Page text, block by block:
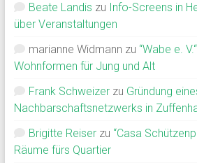
Beate Landis zu Info-Screens in
über Veranstaltungen
marianne Widmann zu “Wabe e.
Wohnformen für Jung und Alt
Frank Schweizerzu Gründung
Nachbarschaftsnetzwerks in
Brigitte Reiserzu “Casa
Räume fürs Quartier